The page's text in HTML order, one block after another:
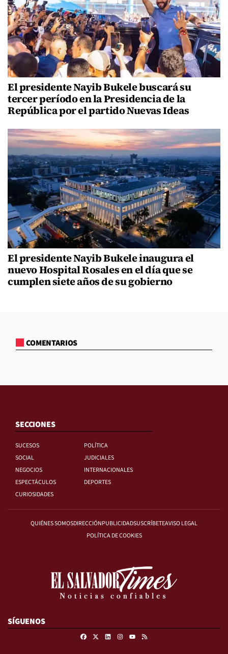
El presidente Nayib Bukele buscará su
tercer período en la Presidencia de la
República por el partido Nuevas Ideas
El presidente Nayib Bukele inaugura el
nuevo Hospital Rosales en el día que se
cumplen siete años de su gobierno
COMENTARIOS
SECCIONES
SUCESOS
POLÍTICA
SOCIAL
JUDICIALES
NEGOCIOS
INTERNACIONALES
ESPECTÁCULOS
DEPORTES
CURIOSIDADES
QUIÉNES SOMOSDIRECCIÓNPUBLICIDADSUSCRÍBETEAVISO LEGAL
POLÍTICA DE COOKIES
SÍGUENOS
FacebookLinkedinInstagramRSS